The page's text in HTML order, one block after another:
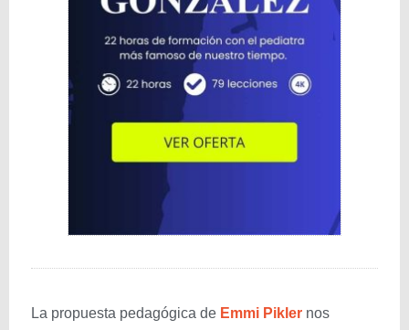
La propuesta pedagógica de Emmi Pikler nos